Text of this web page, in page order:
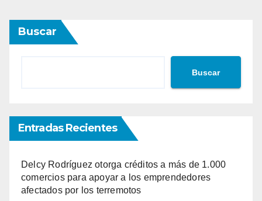
Buscar
Buscar
Entradas Recientes
Delcy Rodríguez otorga créditos a más de 1.000
comercios para apoyar a los emprendedores
afectados por los terremotos